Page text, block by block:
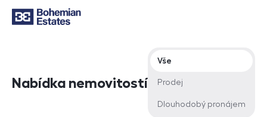
Nabídka nemovitostí
Typ nabídky
Vše
Prodej
Dlouhodobý pronájem